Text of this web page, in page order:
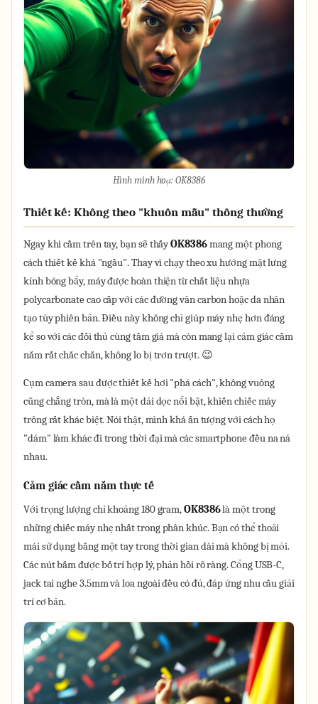
Hình minh hoạ: OK8386
Thiết kế: Không theo "khuôn mẫu" thông thường
Ngay khi cầm trên tay, bạn sẽ thấyOK8386mang một phong
cách thiết kế khá "ngầu". Thay vì chạy theo xu hướng mặt lưng
kính bóng bẩy, máy được hoàn thiện từ chất liệu nhựa
polycarbonate cao cấp với các đường vân carbon hoặc da nhân
tạo tùy phiên bản. Điều này không chỉ giúp máy nhẹ hơn đáng
kể so với các đối thủ cùng tầm giá mà còn mang lại cảm giác cầm
nắm rất chắc chắn, không lo bị trơn trượt. 😉
Cụm camera sau được thiết kế hơi "phá cách", không vuông
cũng chẳng tròn, mà là một dải dọc nổi bật, khiến chiếc máy
trông rất khác biệt. Nói thật, mình khá ấn tượng với cách họ
"dám" làm khác đi trong thời đại mà các smartphone đều na ná
nhau.
Cảm giác cầm nắm thực tế
Với trọng lượng chỉ khoảng 180 gram,OK8386là một trong
những chiếc máy nhẹ nhất trong phân khúc. Bạn có thể thoải
mái sử dụng bằng một tay trong thời gian dài mà không bị mỏi.
Các nút bấm được bố trí hợp lý, phản hồi rõ ràng. Cổng USB-C,
jack tai nghe 3.5mm và loa ngoài đều có đủ, đáp ứng nhu cầu giải
trí cơ bản.